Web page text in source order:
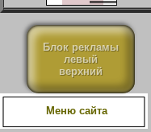
Блок рекламы
левый
верхний
Меню сайта